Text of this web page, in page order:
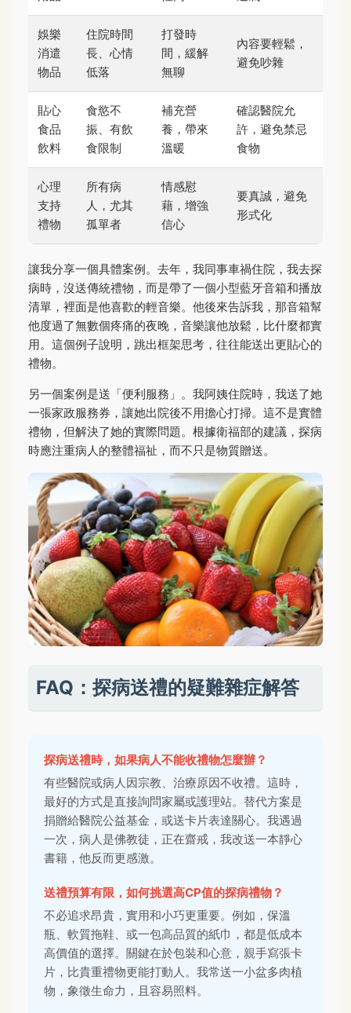
娛樂
消遣
物品
住院時間
長、心情
低落
打發時
間，緩解
無聊
內容要輕鬆，
避免吵雜
貼心
食品
飲料
食慾不
振、有飲
食限制
補充營
養，帶來
溫暖
確認醫院允
許，避免禁忌
食物
心理
支持
禮物
所有病
人，尤其
孤單者
情感慰
藉，增強
信心
要真誠，避免
形式化
讓我分享一個具體案例。去年，我同事車禍住院，我去探
病時，沒送傳統禮物，而是帶了一個小型藍牙音箱和播放
清單，裡面是他喜歡的輕音樂。他後來告訴我，那音箱幫
他度過了無數個疼痛的夜晚，音樂讓他放鬆，比什麼都實
用。這個例子說明，跳出框架思考，往往能送出更貼心的
禮物。
另一個案例是送「便利服務」。我阿姨住院時，我送了她
一張家政服務券，讓她出院後不用擔心打掃。這不是實體
禮物，但解決了她的實際問題。根據衛福部的建議，探病
時應注重病人的整體福祉，而不只是物質贈送。
FAQ：探病送禮的疑難雜症解答
探病送禮時，如果病人不能收禮物怎麼辦？
有些醫院或病人因宗教、治療原因不收禮。這時，
最好的方式是直接詢問家屬或護理站。替代方案是
捐贈給醫院公益基金，或送卡片表達關心。我遇過
一次，病人是佛教徒，正在齋戒，我改送一本靜心
書籍，他反而更感激。
送禮預算有限，如何挑選高CP值的探病禮物？
不必追求昂貴，實用和小巧更重要。例如，保溫
瓶、軟質拖鞋、或一包高品質的紙巾，都是低成本
高價值的選擇。關鍵在於包裝和心意，親手寫張卡
片，比貴重禮物更能打動人。我常送一小盆多肉植
物，象徵生命力，且容易照料。